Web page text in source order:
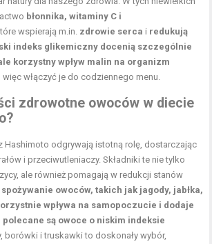
błonnika, witaminy C i
wspierają m.in. zdrowie serca i redukują
indeks glikemiczny docenią szczególnie
korzystny wpływ malin na organizm
więc włączyć je do codziennego menu.
zdrowotne owoców w diecie
Hashimoto odgrywają istotną rolę, dostarczając
i przeciwutleniaczy. Składniki te nie tylko
ale również pomagają w redukcji stanów
owoców, takich jak jagody, jabłka,
wpływa na samopoczucie i dodaje
są owoce o niskim indeksie
borówki i truskawki to doskonały wybór,